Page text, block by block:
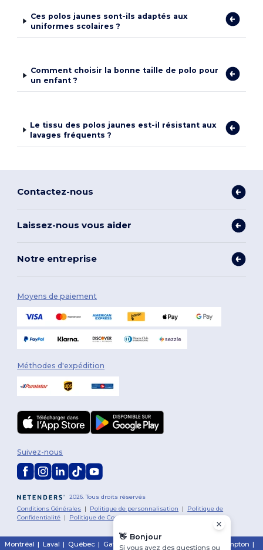
Ces polos jaunes sont-ils adaptés aux
uniformes scolaires ?
Comment choisir la bonne taille de polo pour
un enfant ?
Le tissu des polos jaunes est-il résistant aux
lavages fréquents ?
Contactez-nous
Laissez-nous vous aider
Notre entreprise
Moyens de paiement
Méthodes d'expédition
2026. Tous droits réservés
Conditions Générales | Politique de personnalisation | Politique de
Confidentialité | Politique de Cookies|Plan du Site
Suivez-nous
Montréal | Laval | Québec | Gatineau Hamilton Toronto Brampton |
👋 Bonjour
Si vous avez des questions ou